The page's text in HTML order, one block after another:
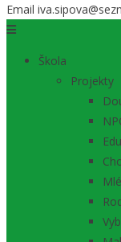
Email
Škola
Projekty